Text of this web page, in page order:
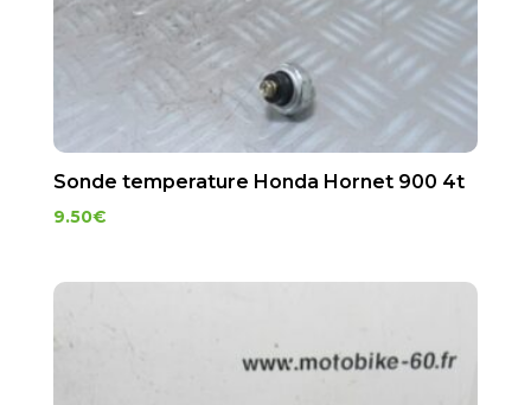
Sonde temperature Honda Hornet 900 4t
9.50€